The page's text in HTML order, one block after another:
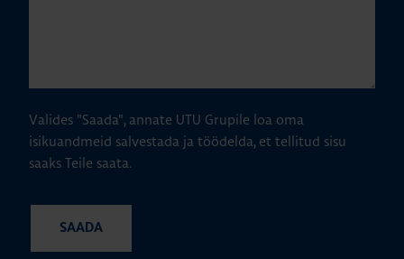
Valides "Saada", annate UTU Grupile loa oma
isikuandmeid salvestada ja töödelda, et tellitud sisu
saaks Teile saata.